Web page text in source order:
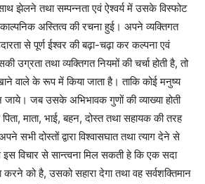
झेलने तथा सम्पन्नता एवं ऐश्वर्य में उसके विस्फोट
अस्तित्व की रचना हुई। अपने व्यक्तिगत
से पूर्ण ईश्वर की बढ़ा-चढ़ा कर कल्पना एवं
उग्रता तथा व्यक्तिगत नियमों की चर्चा होती है, तो
वाले के रूप में किया जाता है। ताकि कोई मनुष्य
जब उसके अभिभावक गुणों की व्याख्या होती
माता, भाई, बहन, दोस्त तथा सहायक की तरह
सभी दोस्तों द्वारा विश्वासघात तथा त्याग देने से
विचार से सान्त्वना मिल सकती हे कि एक सदा
को है, उसको सहारा देगा तथा वह सर्वशक्तिमान